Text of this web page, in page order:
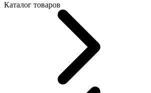
Каталог товаров